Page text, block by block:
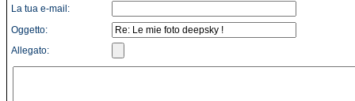
La tua e-mail:
Oggetto:
Allegato: